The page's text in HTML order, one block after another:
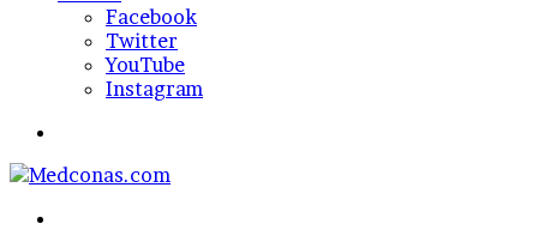
Facebook
Twitter
YouTube
Instagram